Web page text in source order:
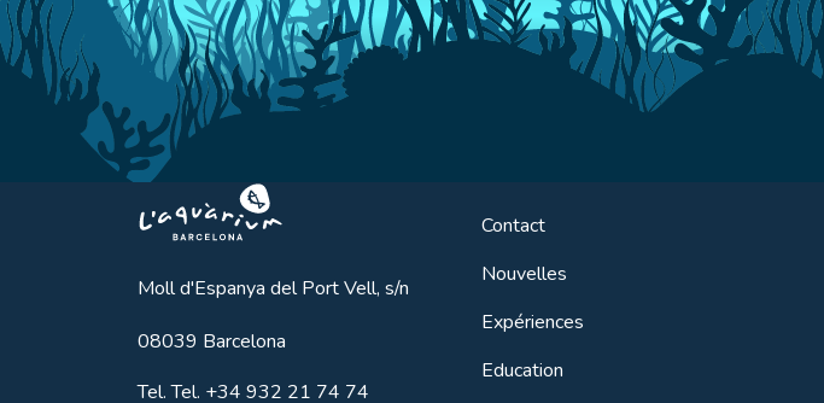
Aquarium BCN
Moll d'Espanya del Port Vell, s/n
08039 Barcelona
Tel.Tel. +34 932 21 74 74
Contact
Nouvelles
Expériences
Education